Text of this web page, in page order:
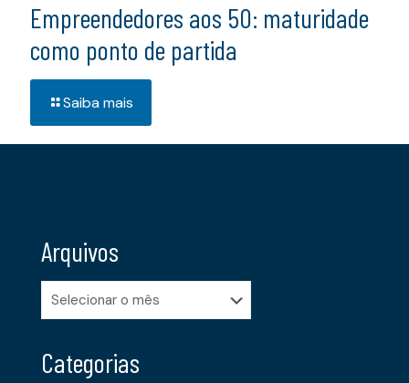
Empreendedores aos 50: maturidade
como ponto de partida
Saiba mais
Arquivos
Arquivos
Categorias